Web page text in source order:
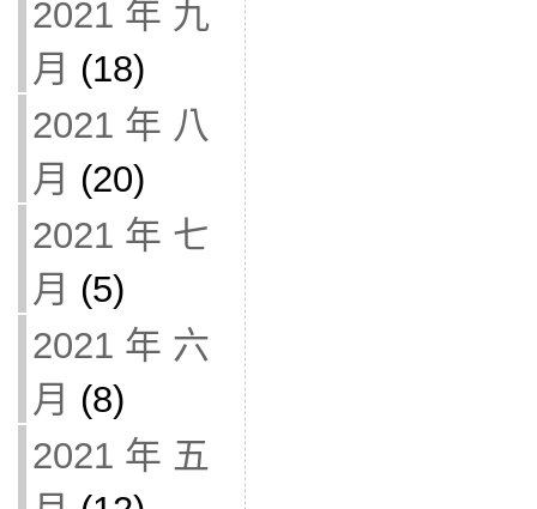
2021 年 九
月 (18)
2021 年 八
月 (20)
2021 年 七
月 (5)
2021 年 六
月 (8)
2021 年 五